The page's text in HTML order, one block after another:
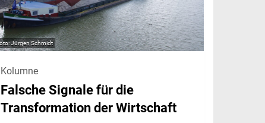
Jürgen Schmidt
Kolumne
Falsche Signale für die
Transformation der Wirtschaft